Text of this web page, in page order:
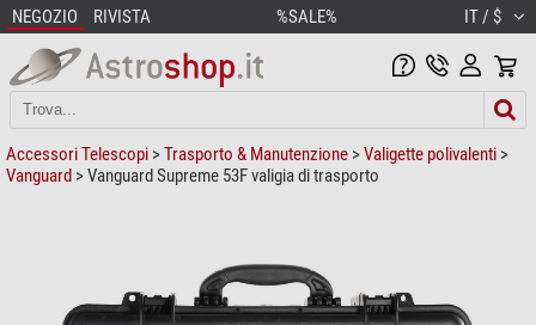
NEGOZIO RIVISTA %SALE% IT / $
Accessori Telescopi >Trasporto & Manutenzione >Valigette polivalenti >
Vanguard > Vanguard Supreme 53F valigia di trasporto